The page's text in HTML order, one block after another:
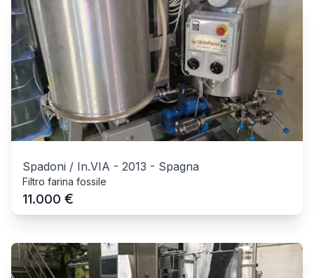
Spadoni / In.VIA - 2013 - Spagna
Filtro farina fossile
11.000 €